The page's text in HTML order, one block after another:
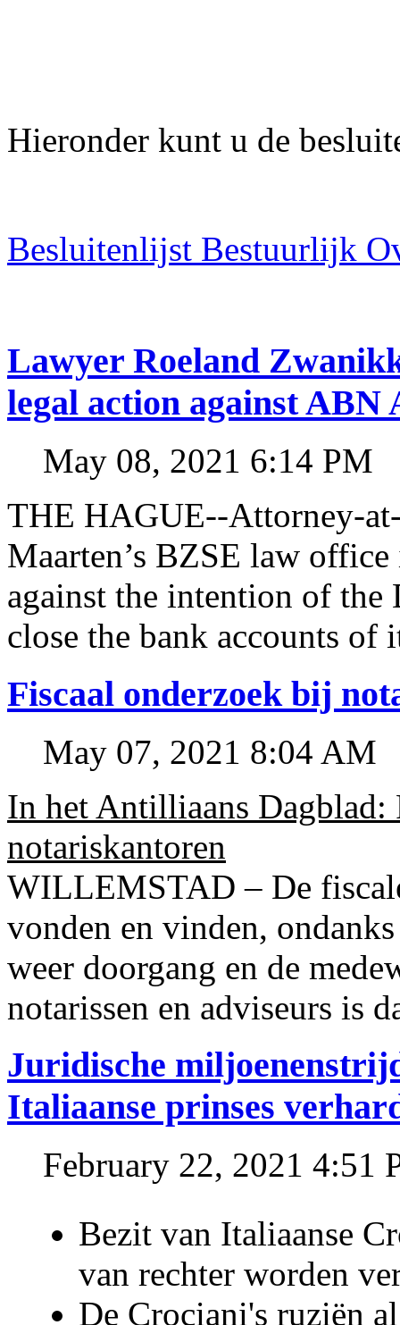
Hieronder kunt u de
Besluitenlijst Bestuurlijk
Lawyer Roeland
legal action against
May 08, 2021 6:14 PM
THE HAGUE--Attorney-
Maarten’s BZSE law
against the intention of
close the bank accounts of
Fiscaal onderzoek bij
May 07, 2021 8:04 AM
In het Antilliaans Dagblad:
notariskantoren
WILLEMSTAD – De
vonden en vinden,
weer doorgang en de
notarissen en adviseurs is
Juridische
Italiaanse prinses
February 22, 2021 4:51
Bezit van Italiaanse
van rechter worden
De Crociani's ruziën